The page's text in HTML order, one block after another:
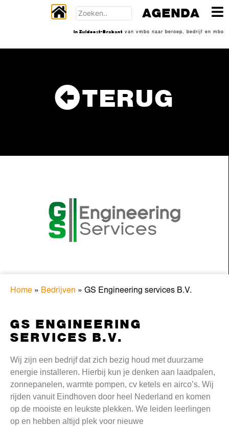
TERUG
Home » Bedrijven » GS Engineering services B.V.
GS ENGINEERING
SERVICES B.V.
Wij zijn een bedrijf dat zich bezig houd met duurzame
energie installeren. Hierbij kun je denken aan laadpalen,
zonnepanelen, warmte pompen, cv ketels en airco’s. Wij
rijden vanuit Eindhoven door heel Nederland en komen
op de mooiste en leukste plekken. We leiden leerlingen
op en hebben altijd plek voor nieuwe
AGENDA
In Zuidoost-Brabant van vmbo naar beroep, bedrijf en mbo